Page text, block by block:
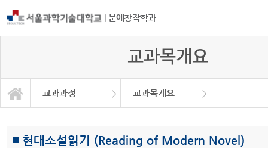
| 문예창작학과
교과목개요
교과과정 교과목개요
학과소개
교과과정
학사정보
대학원
서식 및 자료
등단 및 수상현황
교과연계도
교과과정
교육목표
교과목개요
◾ 현대소설읽기 (Reading of Modern Novel)